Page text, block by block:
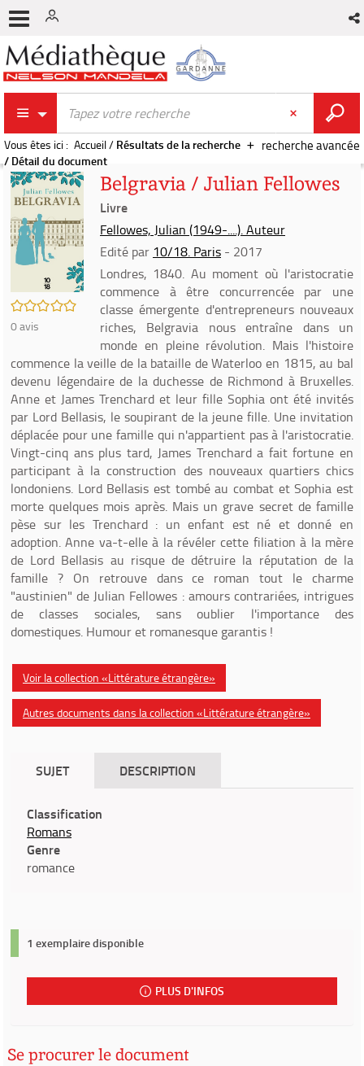
recherche avancée
Vous êtes ici : Accueil/ Résultats de la recherche
/ Détail du document
/5
0avis
Belgravia / Julian Fellowes
Livre
Fellowes, Julian (1949-....). Auteur
Edité par 10/18. Paris - 2017
Londres, 1840. Au moment où l'aristocratie
commence à être concurrencée par une
classe émergente d'entrepreneurs nouveaux
riches, Belgravia nous entraîne dans un
monde en pleine révolution. Mais l'histoire
commence la veille de la bataille de Waterloo en 1815, au bal
devenu légendaire de la duchesse de Richmond à Bruxelles.
Anne et James Trenchard et leur fille Sophia ont été invités
par Lord Bellasis, le soupirant de la jeune fille. Une invitation
déplacée pour une famille qui n'appartient pas à l'aristocratie.
Vingt-cinq ans plus tard, James Trenchard a fait fortune en
participant à la construction des nouveaux quartiers chics
londoniens. Lord Bellasis est tombé au combat et Sophia est
morte quelques mois après. Mais un grave secret de famille
pèse sur les Trenchard : un enfant est né et donné en
adoption. Anne va-t-elle à la révéler cette filiation à la mère
de Lord Bellasis au risque de détruire la réputation de la
famille ? On retrouve dans ce roman tout le charme
"austinien" de Julian Fellowes : amours contrariées, intrigues
de classes sociales, sans oublier l'importance des
domestiques. Humour et romanesque garantis !
Voir la collection «Littérature étrangère»
Autres documents dans la collection «Littérature étrangère»
SUJET DESCRIPTION
Classification
Romans
Genre
romance
1 exemplaire disponible
PLUS D'INFOS
Se procurer le document